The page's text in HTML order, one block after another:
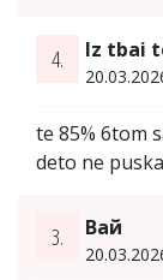
4. lz tbai
te 85% 6tom
deto ne
3. Вай